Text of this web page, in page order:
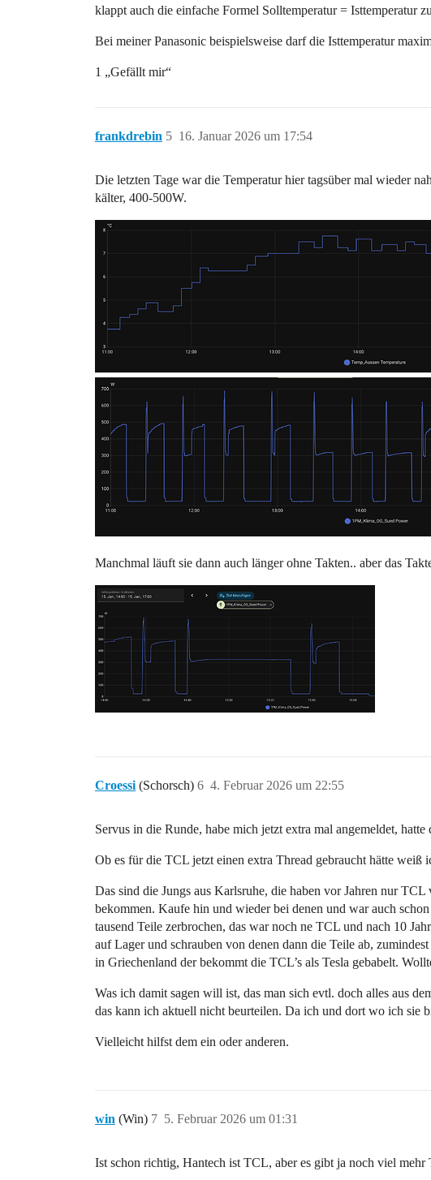
klappt auch die einfache Formel Solltemperatur = Isttemperatur
Bei meiner Panasonic beispielsweise darf die Isttemperatur
1 „Gefällt mir“
frankdrebin 16. Januar 2026 um 17:54
5
Die letzten Tage war die Temperatur hier tagsüber mal wieder
kälter, 400-500W.
Manchmal läuft sie dann auch länger ohne Takten.. aber das
Croessi (Schorsch) 4. Februar 2026 um 22:55
6
Servus in die Runde, habe mich jetzt extra mal angemeldet, hatte
Ob es für die TCL jetzt einen extra Thread gebraucht hätte
Das sind die Jungs aus Karlsruhe, die haben vor Jahren nur
bekommen. Kaufe hin und wieder bei denen und war auch
tausend Teile zerbrochen, das war noch ne TCL und nach 10
auf Lager und schrauben von denen dann die Teile ab,
in Griechenland der bekommt die TCL’s als Tesla gebabelt.
Was ich damit sagen will ist, das man sich evtl. doch alles aus
das kann ich aktuell nicht beurteilen. Da ich und dort wo ich sie
Vielleicht hilfst dem ein oder anderen.
win (Win) 5. Februar 2026 um 01:31
7
Ist schon richtig, Hantech ist TCL, aber es gibt ja noch viel